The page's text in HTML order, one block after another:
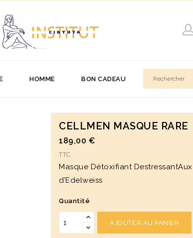
HOMME BON CADEAU
CELLMEN MASQUE RARE
189,00 €
TTC
Masque Détoxifiant
d’Edelweiss
Quantité
AJOUTER AU PANIER